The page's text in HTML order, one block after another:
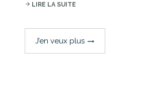
arrow_forward LIRE LA SUITE
J’en veux plus trending_flat